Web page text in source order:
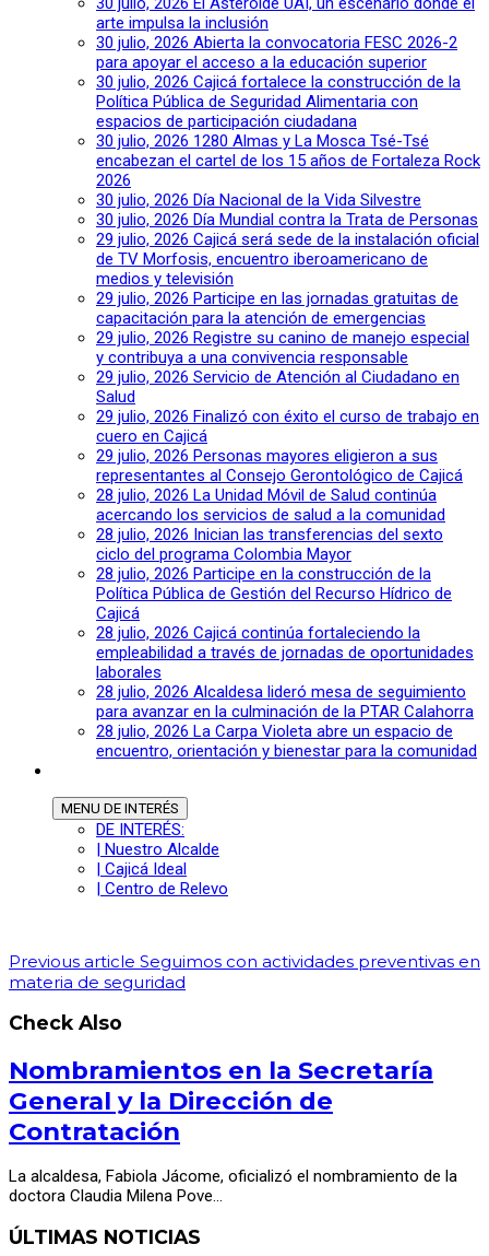
arte impulsa la inclusión
30 julio, 2026 Abierta la convocatoria FESC 2026-2
para apoyar el acceso a la educación superior
30 julio, 2026 Cajicá fortalece la construcción de la
Política Pública de Seguridad Alimentaria con
espacios de participación ciudadana
30 julio, 2026 1280 Almas y La Mosca Tsé-Tsé
encabezan el cartel de los 15 años de Fortaleza Rock
2026
30 julio, 2026 Día Nacional de la Vida Silvestre
30 julio, 2026 Día Mundial contra la Trata de Personas
29 julio, 2026 Cajicá será sede de la instalación oficial
de TV Morfosis, encuentro iberoamericano de
medios y televisión
29 julio, 2026 Participe en las jornadas gratuitas de
capacitación para la atención de emergencias
29 julio, 2026 Registre su canino de manejo especial
y contribuya a una convivencia responsable
29 julio, 2026 Servicio de Atención al Ciudadano en
Salud
29 julio, 2026 Finalizó con éxito el curso de trabajo en
cuero en Cajicá
29 julio, 2026 Personas mayores eligieron a sus
representantes al Consejo Gerontológico de Cajicá
28 julio, 2026 La Unidad Móvil de Salud continúa
acercando los servicios de salud a la comunidad
28 julio, 2026 Inician las transferencias del sexto
ciclo del programa Colombia Mayor
28 julio, 2026 Participe en la construcción de la
Política Pública de Gestión del Recurso Hídrico de
Cajicá
28 julio, 2026 Cajicá continúa fortaleciendo la
empleabilidad a través de jornadas de oportunidades
laborales
28 julio, 2026 Alcaldesa lideró mesa de seguimiento
para avanzar en la culminación de la PTAR Calahorra
28 julio, 2026 La Carpa Violeta abre un espacio de
encuentro, orientación y bienestar para la comunidad
MENU DE INTERÉS
DE INTERÉS:
| Nuestro Alcalde
| Cajicá Ideal
| Centro de Relevo
Previous article Seguimos con actividades preventivas en
materia de seguridad
Check Also
Nombramientos en la Secretaría
General y la Dirección de
Contratación
La alcaldesa, Fabiola Jácome, oficializó el nombramiento de la
doctora Claudia Milena Pove…
ÚLTIMAS NOTICIAS